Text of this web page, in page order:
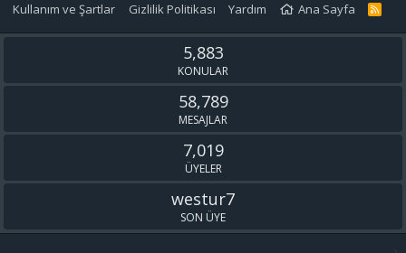
Kullanım ve Şartlar
Gizlilik Politikası Yardım Ana Sayfa
R
S
5,883
KONULAR
58,789
MESAJLAR
7,019
ÜYELER
westur7
SON ÜYE